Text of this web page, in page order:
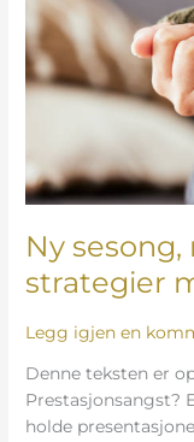
Ny sesong,
strategier
Legg igjen en
Denne teksten er
Prestasjonsangst?
holde
strategier
mot
prestasjonsangst